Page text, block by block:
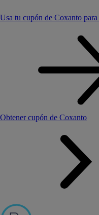
Usa tu cupón de Coxanto
Obtener cupón de Coxanto